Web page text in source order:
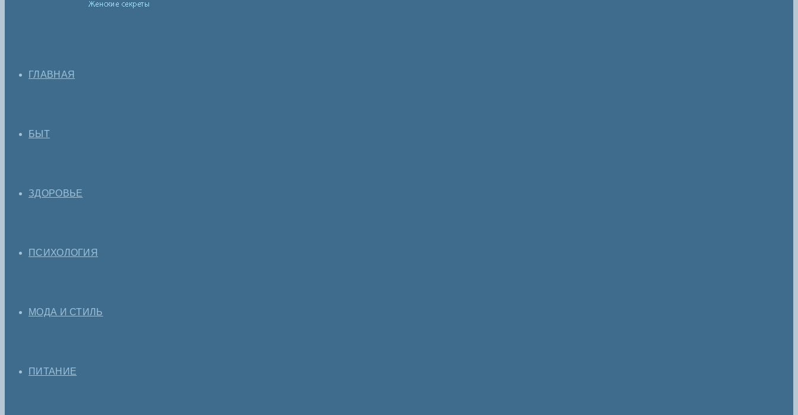
ГЛАВНАЯ
БЫТ
ЗДОРОВЬЕ
ПСИХОЛОГИЯ
МОДА И СТИЛЬ
ПИТАНИЕ